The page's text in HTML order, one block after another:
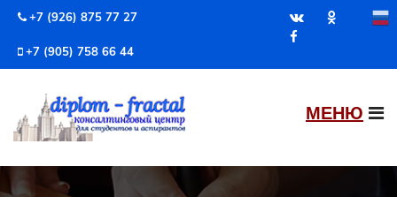
+7 (926) 875 77 27
+7 (905) 758 66 44